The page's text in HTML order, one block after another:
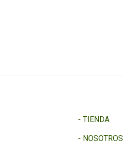
- TIENDA
- NOSOTROS